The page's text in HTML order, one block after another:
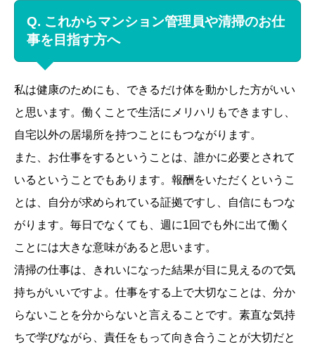
Q. これからマンション管理員や清掃のお仕
事を目指す方へ
私は健康のためにも、できるだけ体を動かした方がいい
と思います。働くことで生活にメリハリもできますし、
自宅以外の居場所を持つことにもつながります。
また、お仕事をするということは、誰かに必要とされて
いるということでもあります。報酬をいただくというこ
とは、自分が求められている証拠ですし、自信にもつな
がります。毎日でなくても、週に1回でも外に出て働く
ことには大きな意味があると思います。
清掃の仕事は、きれいになった結果が目に見えるので気
持ちがいいですよ。仕事をする上で大切なことは、分か
らないことを分からないと言えることです。素直な気持
ちで学びながら、責任をもって向き合うことが大切だと